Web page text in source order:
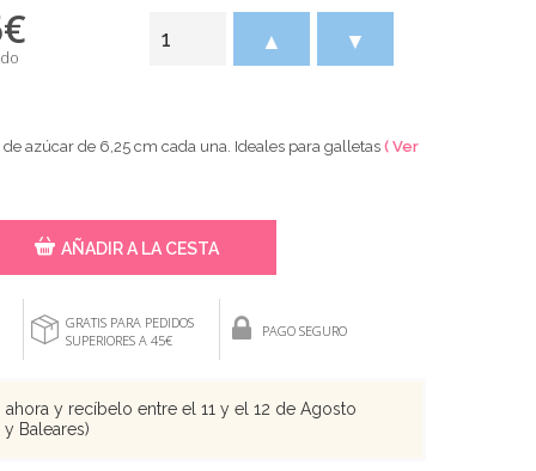
€ ▲ ▼
azúcar de 6,25 cm cada una. Ideales para galletas ( Ver
AÑADIR A LA CESTA
GRATIS PARA PEDIDOS
SUPERIORES A 45€
PAGO SEGURO
ahora y recíbelo entre el 11 y el 12 de Agosto
Baleares)